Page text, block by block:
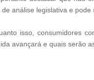
de análise legislativa e
isso, consumidores
avançará e quais serão